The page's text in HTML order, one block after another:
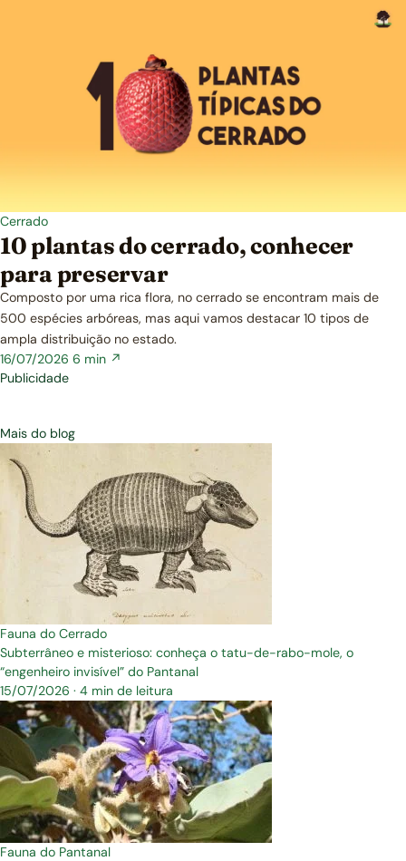
Cerrado
10 plantas do cerrado, conhecer
para preservar
Composto por uma rica flora, no cerrado se encontram mais de
500 espécies arbóreas, mas aqui vamos destacar 10 tipos de
ampla distribuição no estado.
16/07/2026 6 min ↗
Publicidade
Mais do blog
Fauna do Cerrado
Subterrâneo e misterioso: conheça o tatu-de-rabo-mole, o
“engenheiro invisível” do Pantanal
15/07/2026 · 4 min de leitura
Fauna do Pantanal